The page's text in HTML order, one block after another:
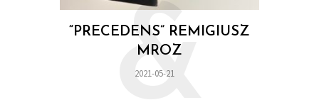
“PRECEDENS” REMIGIUSZ
MROZ
2021-05-21
&